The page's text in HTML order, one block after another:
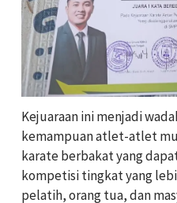
Kejuaraan ini menjadi
kemampuan atlet-atlet
karate berbakat yang
kompetisi tingkat yang
pelatih, orang tua, dan